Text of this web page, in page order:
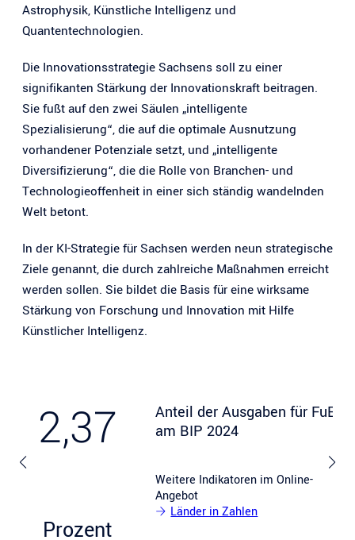
Astrophysik, Künstliche Intelligenz und
Quantentechnologien.
Die Innovationsstrategie Sachsens soll zu einer
signifikanten Stärkung der Innovationskraft beitragen.
Sie fußt auf den zwei Säulen „intelligente
Spezialisierung“, die auf die optimale Ausnutzung
vorhandener Potenziale setzt, und „intelligente
Diversifizierung“, die die Rolle von Branchen- und
Technologieoffenheit in einer sich ständig wandelnden
Welt betont.
In der KI-Strategie für Sachsen werden neun strategische
Ziele genannt, die durch zahlreiche Maßnahmen erreicht
werden sollen. Sie bildet die Basis für eine wirksame
Stärkung von Forschung und Innovation mit Hilfe
Künstlicher Intelligenz.
2,37
Prozent
Anteil der Ausgaben für FuE
am BIP 2024
Weitere Indikatoren im Online-
Angebot
Länder in Zahlen